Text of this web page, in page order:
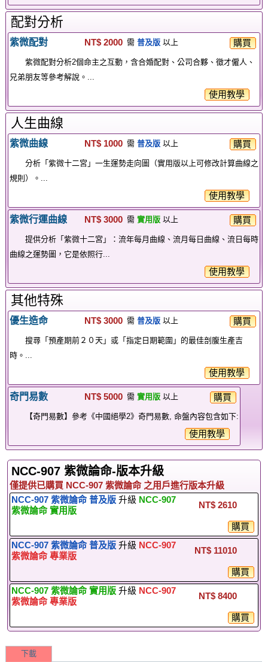
配對分析
紫微配對 NT$ 2000 需 普及版以上 購買
紫微配對分析2個命主之互動，含合婚配對、公司合夥、徵才僱人、
兄弟朋友等參考解說。...
使用教學
人生曲線
紫微曲線 NT$ 1000 需 普及版以上 購買
分析「紫微十二宮」一生運勢走向圖（實用版以上可修改計算曲線之
規則）。...
使用教學
紫微行運曲線 NT$ 3000 需 實用版以上 購買
提供分析「紫微十二宮」：流年每月曲線、流月每日曲線、流日每時
曲線之運勢圖，它是依照行...
使用教學
其他特殊
優生造命 NT$ 3000 需 普及版以上 購買
搜尋「預產期前２０天」或「指定日期範圍」的最佳剖腹生產吉
時。...
使用教學
奇門易數 NT$ 5000 需 實用版以上 購買
【奇門易數】參考《中國絕學2》奇門易數, 命盤內容包含如下:
使用教學
NCC-907 紫微論命-版本升級
僅提供已購買 NCC-907 紫微論命 之用戶進行版本升級
NCC-907 紫微論命 普及版升級 NCC-907
紫微論命 實用版
NT$ 2610
購買
NCC-907 紫微論命 普及版升級 NCC-907
紫微論命 專業版
NT$ 11010
購買
NCC-907 紫微論命 實用版升級 NCC-907
紫微論命 專業版
NT$ 8400
購買
下載